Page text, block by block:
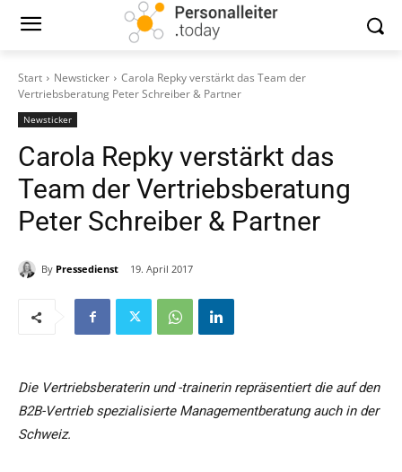
Start Newsticker
Carola Repky verstärkt das Team der
Vertriebsberatung Peter Schreiber & Partner
Newsticker
Carola Repky verstärkt das
Team der Vertriebsberatung
Peter Schreiber & Partner
By Pressedienst 19. April 2017
Die Vertriebsberaterin und -trainerin repräsentiert die auf den
B2B-Vertrieb spezialisierte Managementberatung auch in der
Schweiz.